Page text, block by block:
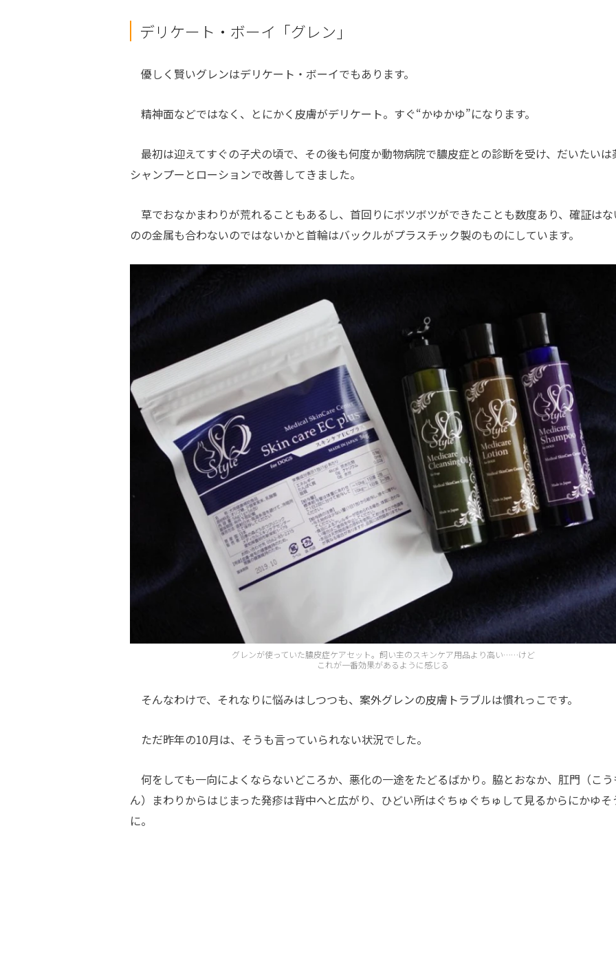
デリケート・ボーイ「グレン」
優しく賢いグレンはデリケート・ボーイでもあります。
精神面などではなく、とにかく皮膚がデリケート。すぐ“かゆかゆ”になります。
最初は迎えてすぐの子犬の頃で、その後も何度か動物病院で膿皮症との診断を受け、だいたいは
シャンプーとローションで改善してきました。
草でおなかまわりが荒れることもあるし、首回りにボツボツができたことも数度あり、確証は
のの金属も合わないのではないかと首輪はバックルがプラスチック製のものにしています。
グレンが使っていた膿皮症ケアセット。飼い主のスキンケア用品より高い……けど
これが一番効果があるように感じる
そんなわけで、それなりに悩みはしつつも、案外グレンの皮膚トラブルは慣れっこです。
ただ昨年の10月は、そうも言っていられない状況でした。
何をしても一向によくならないどころか、悪化の一途をたどるばかり。脇とおなか、肛門（こう
ん）まわりからはじまった発疹は背中へと広がり、ひどい所はぐちゅぐちゅして見るからにかゆそ
に。